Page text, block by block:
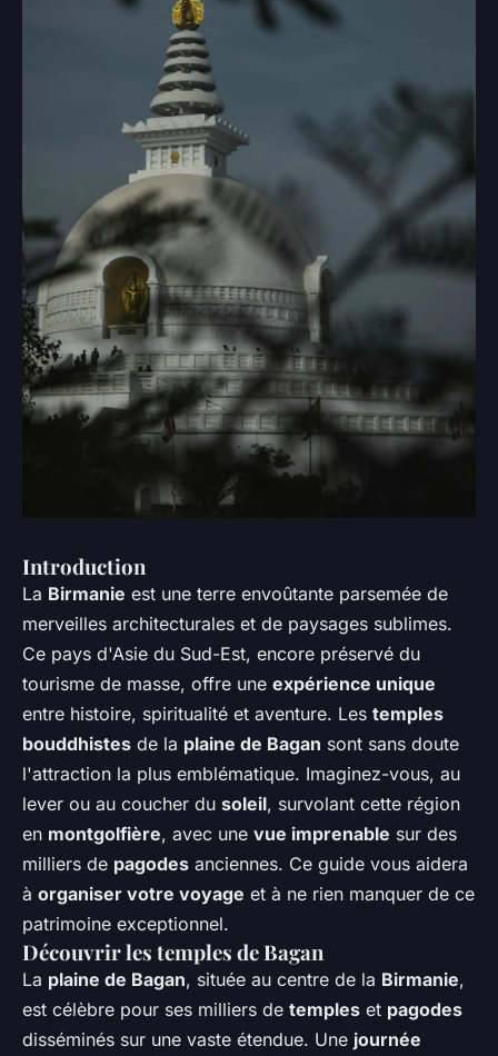
Introduction
La Birmanie est une terre envoûtante parsemée de
merveilles architecturales et de paysages sublimes.
Ce pays d'Asie du Sud-Est, encore préservé du
tourisme de masse, offre une expérience unique
entre histoire, spiritualité et aventure. Les temples
bouddhistes de la plaine de Bagan sont sans doute
l'attraction la plus emblématique. Imaginez-vous, au
lever ou au coucher du soleil, survolant cette région
en montgolfière, avec une vue imprenable sur des
milliers de pagodes anciennes. Ce guide vous aidera
à organiser votre voyage et à ne rien manquer de ce
patrimoine exceptionnel.
Découvrir les temples de Bagan
La plaine de Bagan, située au centre de la Birmanie,
est célèbre pour ses milliers de temples et pagodes
disséminés sur une vaste étendue. Une journée